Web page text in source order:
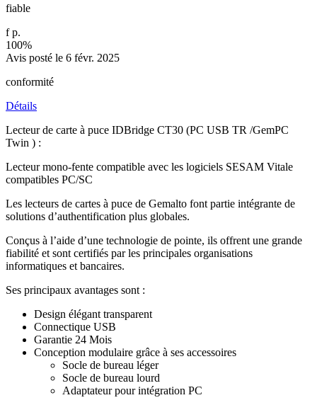
fiable
f p.
100%
Avis posté le 6 févr. 2025
conformité
Détails
Lecteur de carte à puce IDBridge CT30 (PC USB TR /GemPC
Twin ) :
Lecteur mono-fente compatible avec les logiciels SESAM Vitale
compatibles PC/SC
Les lecteurs de cartes à puce de Gemalto font partie intégrante de
solutions d’authentification plus globales.
Conçus à l’aide d’une technologie de pointe, ils offrent une grande
fiabilité et sont certifiés par les principales organisations
informatiques et bancaires.
Ses principaux avantages sont :
Design élégant transparent
Connectique USB
Garantie 24 Mois
Conception modulaire grâce à ses accessoires
Socle de bureau léger
Socle de bureau lourd
Adaptateur pour intégration PC